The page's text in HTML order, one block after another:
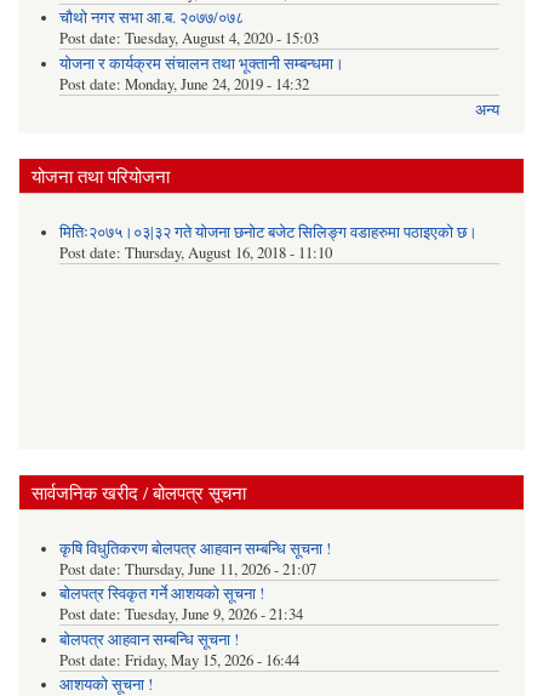
चौथो नगर सभा आ.ब. २०७७/०७८
Post date: Tuesday, August 4, 2020 - 15:03
योजना र कार्यक्रम संचालन तथा भूक्तानी सम्बन्धमा।
Post date: Monday, June 24, 2019 - 14:32
अन्य
योजना तथा परियोजना
मितिः२०७५।०३|३२ गते योजना छनोट बजेट सिलिङ्ग वडाहरुमा पठाइएको छ​।
Post date: Thursday, August 16, 2018 - 11:10
सार्वजनिक खरीद / बोलपत्र सूचना
कृषि विधुतिकरण बोलपत्र आहवान सम्बन्धि सूचना !
Post date: Thursday, June 11, 2026 - 21:07
बोलपत्र स्विकृत गर्ने आशयको सूचना !
Post date: Tuesday, June 9, 2026 - 21:34
बोलपत्र आहवान सम्बन्धि सूचना !
Post date: Friday, May 15, 2026 - 16:44
आशयको सूचना !